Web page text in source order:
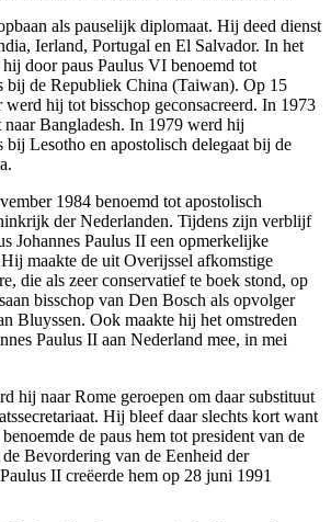
als pauselijk diplomaat. Hij deed dienst
Ierland, Portugal en El Salvador. In het
door paus Paulus VI benoemd tot
bij de Republiek China (Taiwan). Op 15
werd hij tot bisschop geconsacreerd. In 1973
Bangladesh. In 1979 werd hij
bij Lesotho en apostolisch delegaat bij de
1984 benoemd tot apostolisch
der Nederlanden. Tijdens zijn verblijf
Johannes Paulus II een opmerkelijke
maakte de uit Overijssel afkomstige
die als zeer conservatief te boek stond, op
bisschop van Den Bosch als opvolger
Bluyssen. Ook maakte hij het omstreden
Paulus II aan Nederland mee, in mei
hij naar Rome geroepen om daar substituut
Hij bleef daar slechts kort want
de paus hem tot president van de
Bevordering van de Eenheid der
II creëerde hem op 28 juni 1991